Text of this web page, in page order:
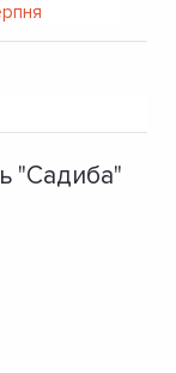
"Садиба"